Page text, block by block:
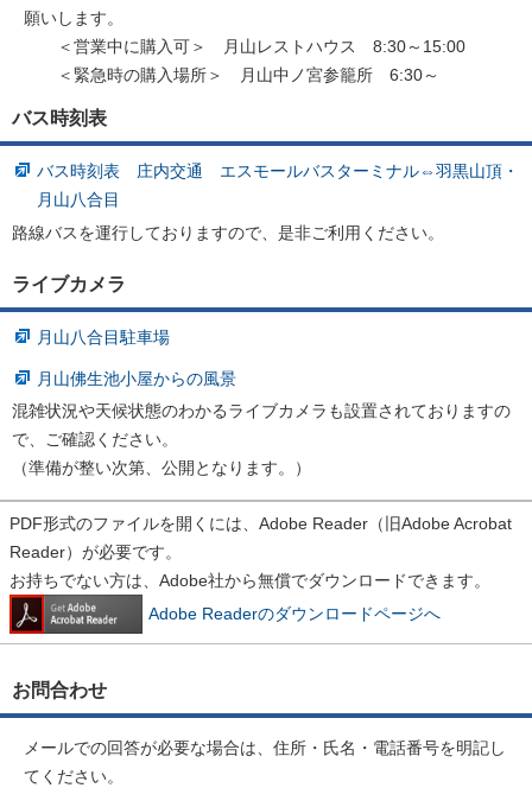
願いします。
＜営業中に購入可＞ 月山レストハウス 8:30～15:00
＜緊急時の購入場所＞ 月山中ノ宮参籠所 6:30～
バス時刻表
バス時刻表 庄内交通 エスモールバスターミナル⇔羽黒山頂・
月山八合目
路線バスを運行しておりますので、是非ご利用ください。
ライブカメラ
月山八合目駐車場
月山佛生池小屋からの風景
混雑状況や天候状態のわかるライブカメラも設置されておりますの
で、ご確認ください。
（準備が整い次第、公開となります。）
PDF形式のファイルを開くには、Adobe Reader（旧Adobe Acrobat
Reader）が必要です。
お持ちでない方は、Adobe社から無償でダウンロードできます。
Adobe Readerのダウンロードページへ
お問合わせ
メールでの回答が必要な場合は、住所・氏名・電話番号を明記し
てください。